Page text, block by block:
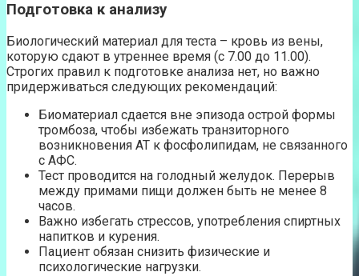
Подготовка к анализу
Биологический материал для теста – кровь из вены,
которую сдают в утреннее время (с 7.00 до 11.00).
Строгих правил к подготовке анализа нет, но важно
придерживаться следующих рекомендаций:
Биоматериал сдается вне эпизода острой формы
тромбоза, чтобы избежать транзиторного
возникновения АТ к фосфолипидам, не связанного
с АФС.
Тест проводится на голодный желудок. Перерыв
между примами пищи должен быть не менее 8
часов.
Важно избегать стрессов, употребления спиртных
напитков и курения.
Пациент обязан снизить физические и
психологические нагрузки.